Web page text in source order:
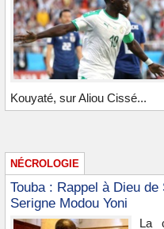
Kouyaté, sur Aliou Cissé...
NÉCROLOGIE
Touba : Rappel à Dieu
Serigne Modou Yoni
La